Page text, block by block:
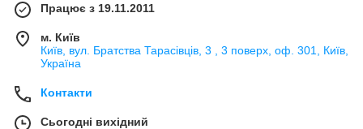
Працює з 19.11.2011
м. Київ
Київ, вул. Братства Тарасівців, 3 , 3 поверх, оф. 301, Київ,
Україна
Контакти
Сьогодні вихідний